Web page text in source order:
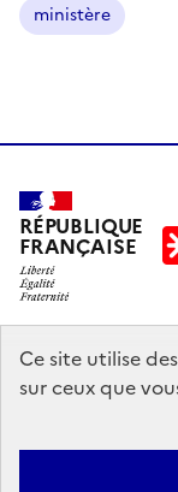
Ce site utilise
sur ceux que
ministère
RÉPUBLIQUE
FRANÇAISE
education.gouv.fr
enseignementsup-